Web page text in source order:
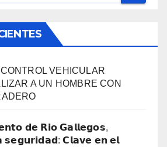
VEHICULAR
A UN HOMBRE CON
𝗱𝗲 𝗥𝗶𝗼 𝗚𝗮𝗹𝗹𝗲𝗴𝗼𝘀,
𝘀𝗲𝗴𝘂𝗿𝗶𝗱𝗮𝗱: 𝗖𝗹𝗮𝘃𝗲 𝗲𝗻 𝗲𝗹